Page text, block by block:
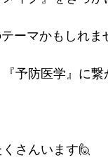
テーマかもしれま
予防医学』に繋
さんいます🙋